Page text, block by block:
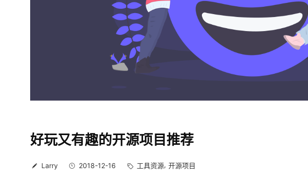
好玩又有趣的开源项目推荐
Larry 2018-12-16 工具资源 开源项目